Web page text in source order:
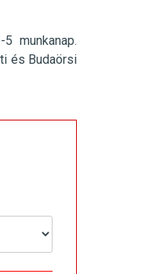
munkanap.
és Budaörsi